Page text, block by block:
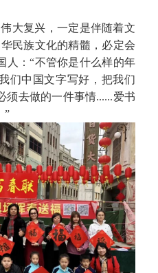
大复兴，一定是伴随着文
民族文化的精髓，必定会
人：“不管你是什么样的年
们中国文字写好，把我们
须去做的一件事情......爱书
”